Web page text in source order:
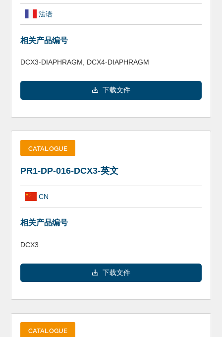
法语
相关产品编号
DCX3-DIAPHRAGM, DCX4-DIAPHRAGM
下载文件
CATALOGUE
PR1-DP-016-DCX3-英文
CN
相关产品编号
DCX3
下载文件
CATALOGUE